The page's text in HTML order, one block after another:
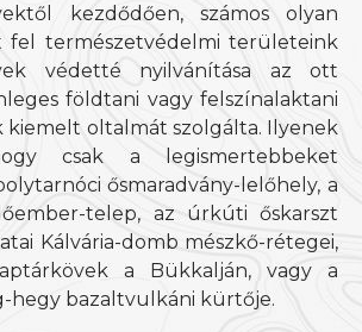
kezdődően, számos olyan
fel természetvédelmi területeink
védetté nyilvánítása az ott
földtani vagy felszínalaktani
kiemelt oltalmát szolgálta. Ilyenek
csak a legismertebbeket
ősmaradvány-lelőhely, a
telep, az úrkúti őskarszt
Kálvária-domb mészkő-rétegei,
a Bükkalján, vagy a
hegy bazaltvulkáni kürtője.